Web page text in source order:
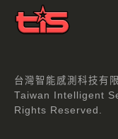
台灣智能感測科技有
Taiwan Intelligent
Rights Reserved.